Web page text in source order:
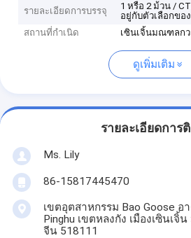
รายละเอียดการบรรจุ
1 หรือ 2 ม้วน /
อยู่กับตัวเลือกขอ
สถานที่กำเนิด
เซินเจิ้นมณฑลกว
ดูเพิ่มเติม
รายละเอียดการ
Ms. Lily
86-15817445470
เขตอุตสาหกรรม Bao Goose อ
Pinghu เขตหลงกัง เมืองเซินเ
จีน 518111